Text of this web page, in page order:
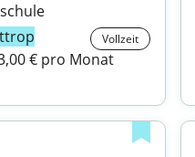
Vollzeit
€ pro Monat